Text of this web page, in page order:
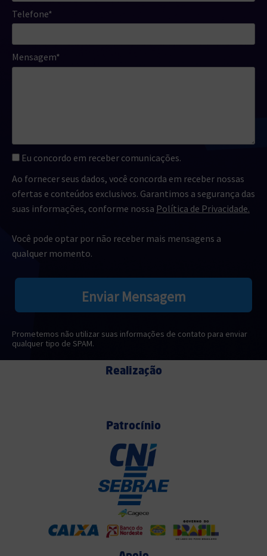
Telefone*
Mensagem*
Eu concordo em receber comunicações.
Ao fornecer seus dados, você concorda em receber nossas
ofertas e conteúdos exclusivos. Garantimos a segurança das
suas informações, conforme nossa Política de Privacidade.
Você pode optar por não receber mais mensagens a
qualquer momento.
Enviar Mensagem
Prometemos não utilizar suas informações de contato para enviar
qualquer tipo de SPAM.
Realização
Patrocínio